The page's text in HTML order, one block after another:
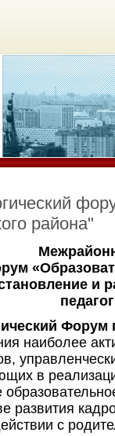
района"
и
наиболее
в
развития
с